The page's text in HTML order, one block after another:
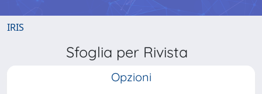
IRIS
Sfoglia per Rivista
Opzioni